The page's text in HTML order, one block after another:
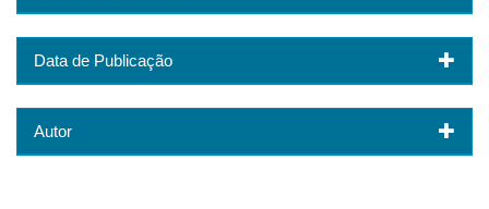
Data de Publicação
Autor